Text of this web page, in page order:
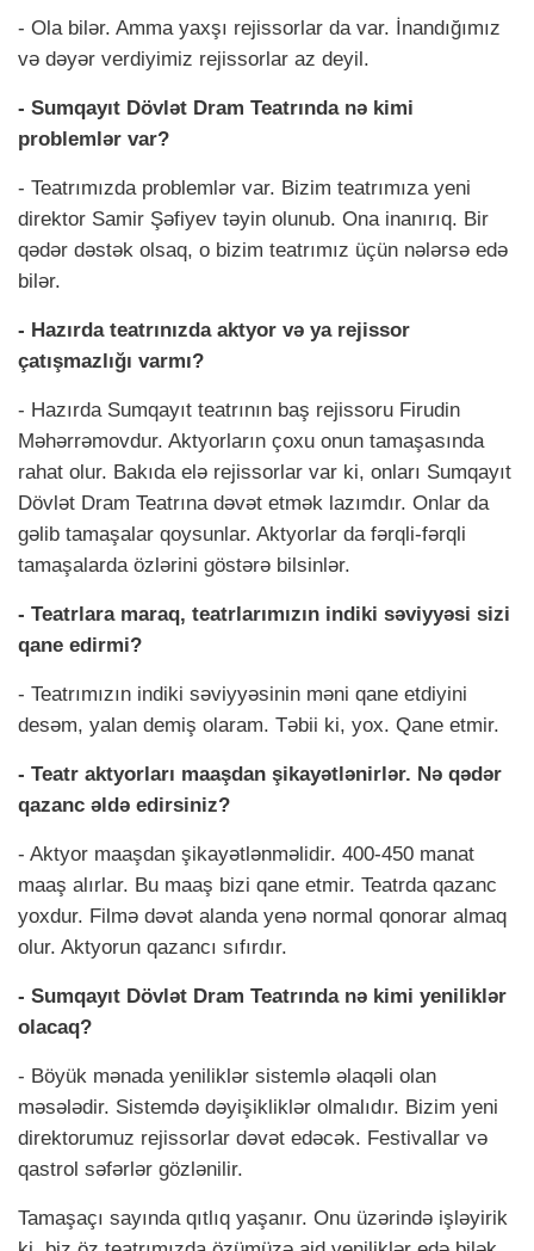
- Ola bilər. Amma yaxşı rejissorlar da var. İnandığımız
və dəyər verdiyimiz rejissorlar az deyil.
- Sumqayıt Dövlət Dram Teatrında nə kimi
problemlər var?
- Teatrımızda problemlər var. Bizim teatrımıza yeni
direktor Samir Şəfiyev təyin olunub. Ona inanırıq. Bir
qədər dəstək olsaq, o bizim teatrımız üçün nələrsə edə
bilər.
- Hazırda teatrınızda aktyor və ya rejissor
çatışmazlığı varmı?
- Hazırda Sumqayıt teatrının baş rejissoru Firudin
Məhərrəmovdur. Aktyorların çoxu onun tamaşasında
rahat olur. Bakıda elə rejissorlar var ki, onları Sumqayıt
Dövlət Dram Teatrına dəvət etmək lazımdır. Onlar da
gəlib tamaşalar qoysunlar. Aktyorlar da fərqli-fərqli
tamaşalarda özlərini göstərə bilsinlər.
- Teatrlara maraq, teatrlarımızın indiki səviyyəsi sizi
qane edirmi?
- Teatrımızın indiki səviyyəsinin məni qane etdiyini
desəm, yalan demiş olaram. Təbii ki, yox. Qane etmir.
- Teatr aktyorları maaşdan şikayətlənirlər. Nə qədər
qazanc əldə edirsiniz?
- Aktyor maaşdan şikayətlənməlidir. 400-450 manat
maaş alırlar. Bu maaş bizi qane etmir. Teatrda qazanc
yoxdur. Filmə dəvət alanda yenə normal qonorar almaq
olur. Aktyorun qazancı sıfırdır.
- Sumqayıt Dövlət Dram Teatrında nə kimi yeniliklər
olacaq?
- Böyük mənada yeniliklər sistemlə əlaqəli olan
məsələdir. Sistemdə dəyişikliklər olmalıdır. Bizim yeni
direktorumuz rejissorlar dəvət edəcək. Festivallar və
qastrol səfərlər gözlənilir.
Tamaşaçı sayında qıtlıq yaşanır. Onu üzərində işləyirik